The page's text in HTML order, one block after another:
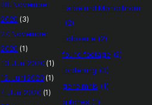
28. November
2020 (3)
27. November
2020 (1)
13. Juni 2020 (1)
12. Juni 2020 (1)
4. Juni 2020 (1)
Farbe und Monochrom
(2)
Fotoserie (2)
found footage (2)
förderung (3)
geheimnis (1)
glitches (1)